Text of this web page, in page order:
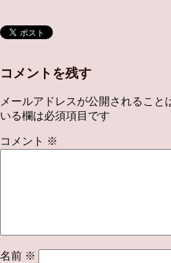
コメントを残す
メールアドレスが公開されること
いる欄は必須項目です
コメント ※
名前 ※